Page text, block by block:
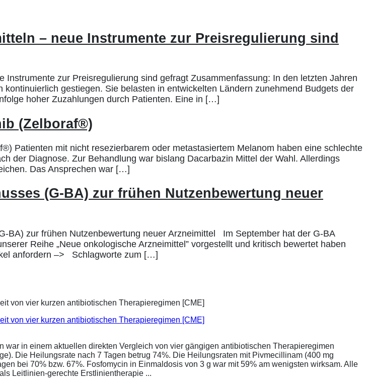
– neue Instrumente zur Preisregulierung sind
zur Preisregulierung sind gefragt Zusammenfassung: In den letzten Jahren
gestiegen. Sie belasten in entwickelten Ländern zunehmend Budgets der
hoher Zuzahlungen durch Patienten. Eine in […]
(Zelboraf®)
Patienten mit nicht resezierbarem oder metastasiertem Melanom haben eine schlechte
der Diagnose. Zur Behandlung war bislang Dacarbazin Mittel der Wahl. Allerdings
Das Ansprechen war […]
(G-BA) zur frühen Nutzenbewertung neuer
zur frühen Nutzenbewertung neuer Arzneimittel Im September hat der G-BA
Reihe „Neue onkologische Arzneimittel” vorgestellt und kritisch bewertet haben
anfordern –> Schlagworte zum […]
von vier kurzen antibiotischen Therapieregimen [CME]
in einem aktuellen direkten Vergleich von vier gängigen antibiotischen Therapieregimen
Die Heilungsrate nach 7 Tagen betrug 74%. Die Heilungsraten mit Pivmecillinam (400 mg
bei 70% bzw. 67%. Fosfomycin in Einmaldosis von 3 g war mit 59% am wenigsten wirksam. Alle
Leitlinien-gerechte Erstlinientherapie ...